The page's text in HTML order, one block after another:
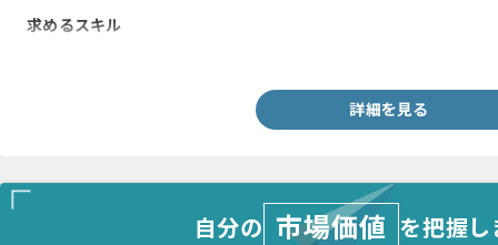
求めるスキル
詳細を見る
自分の 市場価値 を把握